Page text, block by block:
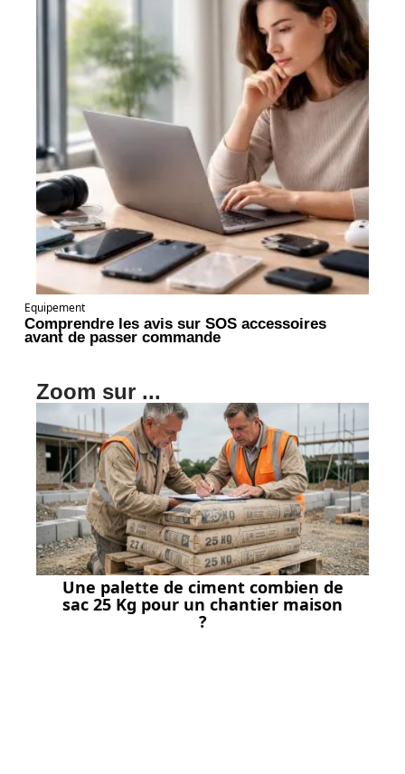
Equipement
Comprendre les avis sur SOS accessoires
avant de passer commande
Zoom sur ...
Une palette de ciment combien de
sac 25 Kg pour un chantier maison
?